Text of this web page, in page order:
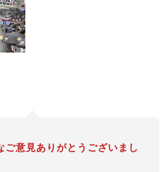
ご意見ありがとうございまし